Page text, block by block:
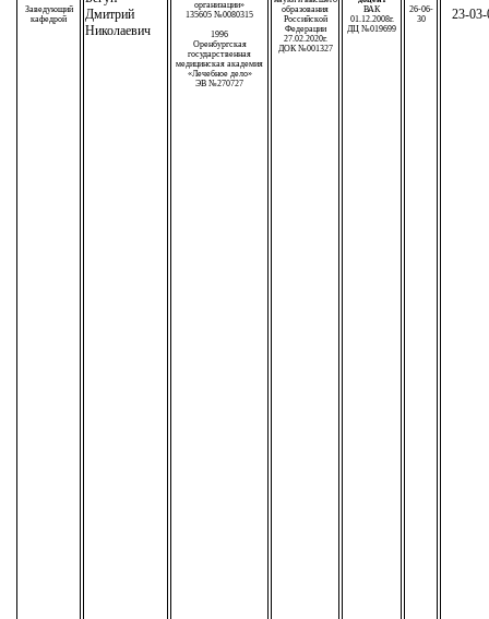
Заведующий
кафедрой
Дмитрий
Николаевич
организации»
135605 №0080315
1996
Оренбургская
государственная
медицинская академия
«Лечебное дело»
ЭВ №270727
образования
Российской
Федерации
27.02.2020г.
ДОК №001327
ВАК
01.12.2008г.
ДЦ №019699
26-06-
30
23-03-